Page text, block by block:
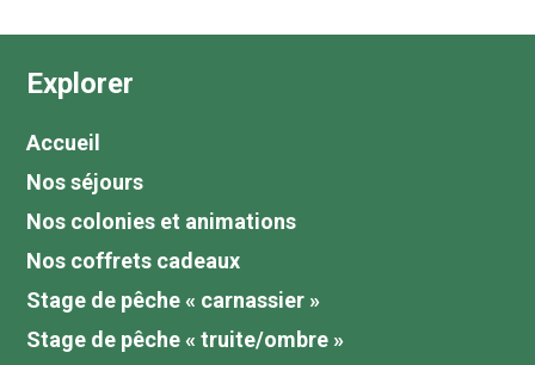
Explorer
Accueil
Nos séjours
Nos colonies et animations
Nos coffrets cadeaux
Stage de pêche « carnassier »
Stage de pêche « truite/ombre »